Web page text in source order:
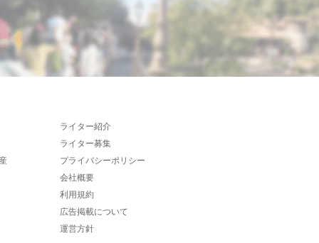
ライター紹介
ライター募集
プライバシーポリシー
会社概要
利用規約
広告掲載について
運営方針